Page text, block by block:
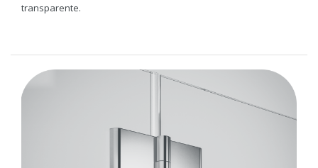
transparente.